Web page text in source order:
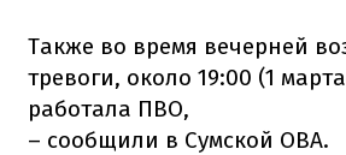
Также во время вечерней
тревоги, около 19:00 (1
работала ПВО,
– сообщили в Сумской ОВА.